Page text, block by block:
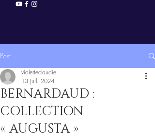
Post
BERNARDAUD :
COLLECTION
« AUGUSTA »
violetteclaudie
13 juil. 2024